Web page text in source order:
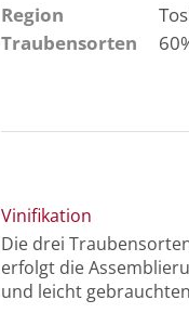
Region
Traubensorten
Vinifikation
Die drei
erfolgt die
und leicht